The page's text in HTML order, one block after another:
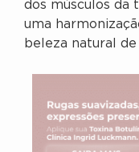
dos músculos da
uma
beleza natural de